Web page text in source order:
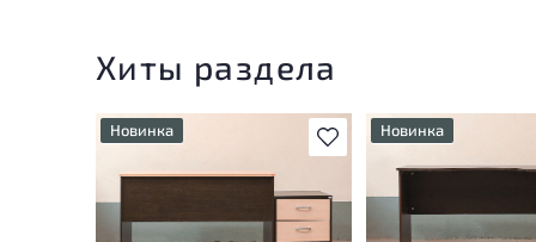
Хиты раздела
В избранное
Новинка
незначительные следы
эксплуатации, не влияющие
использования
Новинка
У товара
незначительные
эксплуатации, не
на удобство его
использования